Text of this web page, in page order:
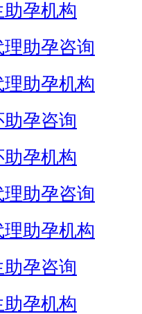
孕机构
助孕咨询
助孕机构
孕咨询
孕机构
助孕咨询
助孕机构
助孕咨询
助孕机构